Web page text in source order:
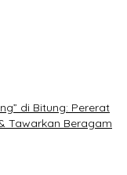
di Bitung: Pererat
Tawarkan Beragam